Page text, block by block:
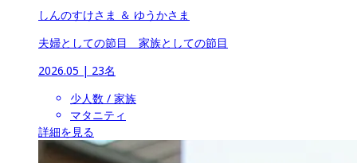
しんのすけさま ＆ ゆうかさま
夫婦としての節目　家族としての節目
2026.05 | 23名
少人数 / 家族
マタニティ
詳細を見る